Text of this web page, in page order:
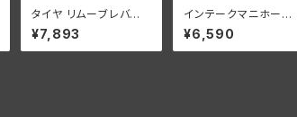
タイヤ リムーブレバー
取り外し レバー NOS 2
本セット ハーレーダビッ
ドソン 全モデル
¥7,893
インテークマニホールド
レンチ RL WL G
¥6,590